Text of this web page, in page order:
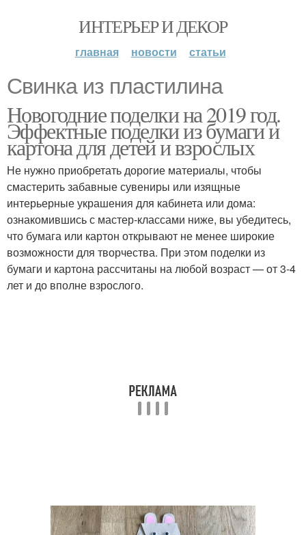
ИНТЕРЬЕР И ДЕКОР
главная новости статьи
Свинка из пластилина
Новогодние поделки на 2019 год.
Эффектные поделки из бумаги и
картона для детей и взрослых
Не нужно приобретать дорогие материалы, чтобы
смастерить забавные сувениры или изящные
интерьерные украшения для кабинета или дома:
ознакомившись с мастер-классами ниже, вы убедитесь,
что бумага или картон открывают не менее широкие
возможности для творчества. При этом поделки из
бумаги и картона рассчитаны на любой возраст — от 3-4
лет и до вполне взрослого.